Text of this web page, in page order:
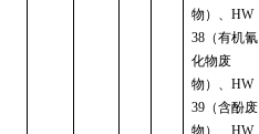
物）、HW
38 （有机氰
化物废
物）、HW
39 （含酚废
物）、HW